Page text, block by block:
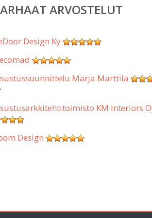
ARVOSTELUT
Design Ky
Marja Marttila
KM Interiors
Design